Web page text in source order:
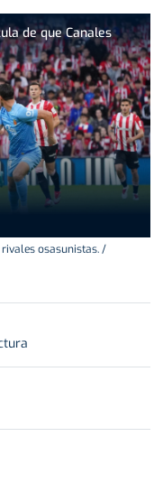
de que Canales
osasunistas. /